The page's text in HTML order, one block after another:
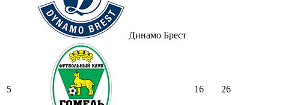
Динамо Брест
5 16 26